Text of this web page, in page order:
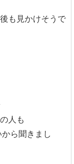
も見かけそうで
人も
ら聞きまし